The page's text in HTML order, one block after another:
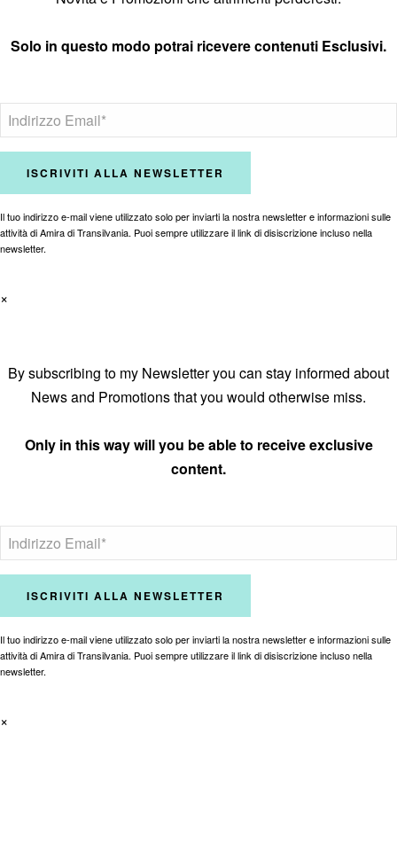
Solo in questo modo potrai ricevere contenuti Esclusivi.
Il tuo indirizzo e-mail viene utilizzato solo per inviarti la nostra newsletter e informazioni sulle
attività di Amira di Transilvania. Puoi sempre utilizzare il link di disiscrizione incluso nella
newsletter.
×
By subscribing to my Newsletter you can stay informed about
News and Promotions that you would otherwise miss.
Only in this way will you be able to receive exclusive
content.
Il tuo indirizzo e-mail viene utilizzato solo per inviarti la nostra newsletter e informazioni sulle
attività di Amira di Transilvania. Puoi sempre utilizzare il link di disiscrizione incluso nella
newsletter.
×